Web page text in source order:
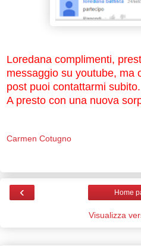
Loredana complimenti,
messaggio su youtube, ma
post puoi contattarmi subito.
A presto con una nuova
Carmen Cotugno
‹ Home
Visualizza